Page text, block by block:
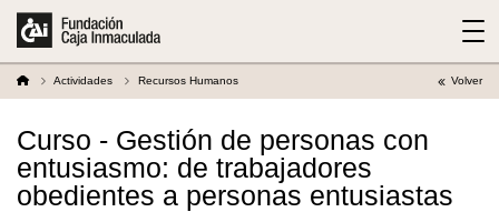
Actividades Recursos Humanos Volver
Curso - Gestión de personas con
entusiasmo: de trabajadores
obedientes a personas entusiastas